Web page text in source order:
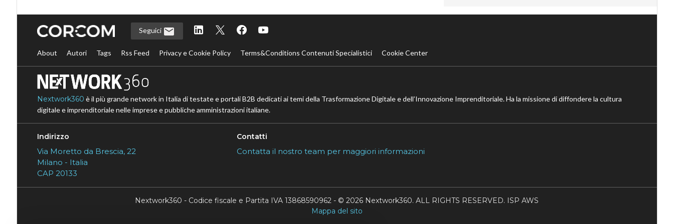
Seguici
About Autori Tags Rss Feed Privacy e Cookie Policy Terms&Conditions Contenuti Specialistici Cookie Center
Nextwork360 è il più grande network in Italia di testate e portali B2B dedicati ai temi della Trasformazione Digitale e dell’Innovazione Imprenditoriale. Ha la missione di diffondere la cultura
digitale e imprenditoriale nelle imprese e pubbliche amministrazioni italiane.
Indirizzo
Via Moretto da Brescia, 22
Milano - Italia
CAP 20133
Contatti
Contatta il nostro team per maggiori informazioni
Nextwork360 - Codice fiscale e Partita IVA 13868590962 - © 2026 Nextwork360. ALL RIGHTS RESERVED. ISP AWS
Mappa del sito